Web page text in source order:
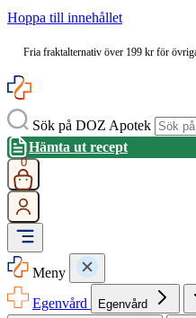
Hoppa till innehållet
Fria fraktalternativ över 199 kr för
Sök på DOZ Apotek
Hämta ut recept
0
Meny
Egenvård
Egenvård